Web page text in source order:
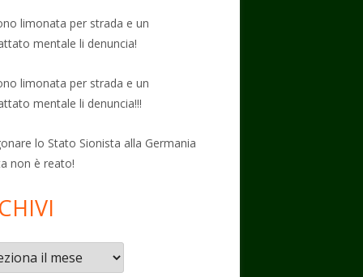
limonata per strada e un
mentale li denuncia!
limonata per strada e un
mentale li denuncia!!!
lo Stato Sionista alla Germania
non è reato!